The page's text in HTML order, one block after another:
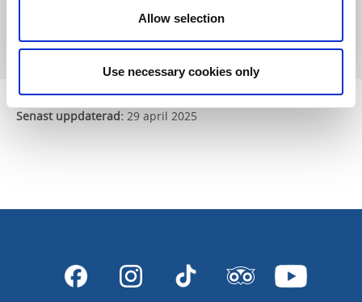
Allow selection
Use necessary cookies only
Läs mer och boka
Senast uppdaterad: 29 april 2025